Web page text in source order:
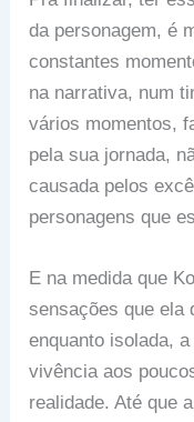
da personagem, é
constantes
na narrativa, num
vários momentos,
pela sua jornada,
causada pelos
personagens que
E na medida que
sensações que ela
enquanto isolada,
vivência aos
realidade. Até que